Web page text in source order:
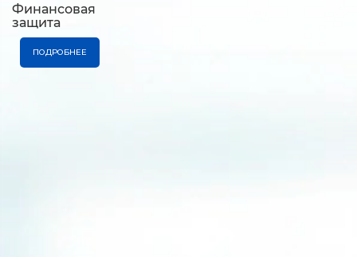
Финансовая
защита
ПОДРОБНЕЕ